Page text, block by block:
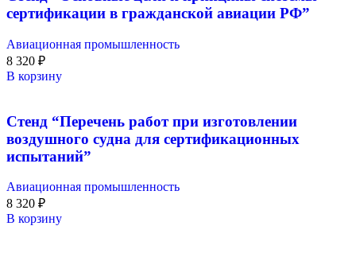
сертификации в гражданской авиации РФ”
Авиационная промышленность
8 320 ₽
В корзину
Стенд “Перечень работ при изготовлении
воздушного судна для сертификационных
испытаний”
Авиационная промышленность
8 320 ₽
В корзину